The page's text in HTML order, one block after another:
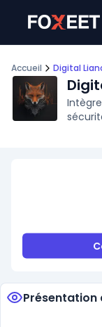
Accueil Digital
Présentation